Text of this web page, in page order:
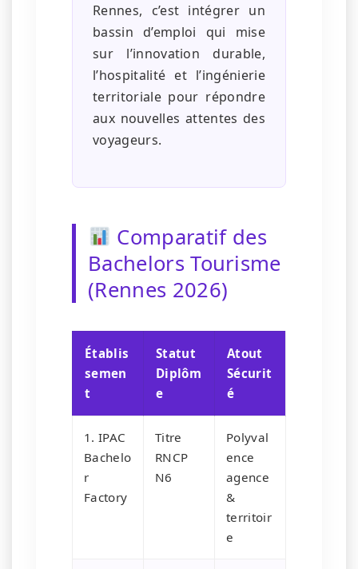
Rennes, c’est intégrer un
bassin d’emploi qui mise
sur l’innovation durable,
l’hospitalité et l’ingénierie
territoriale pour répondre
aux nouvelles attentes des
voyageurs.
Comparatif des
Bachelors Tourisme
(Rennes 2026)
Établis
semen
t
Statut
Diplôm
e
Atout
Sécurit
é
1. IPAC
Bachelo
r
Factory
Titre
RNCP
N6
Polyval
ence
agence
&
territoir
e